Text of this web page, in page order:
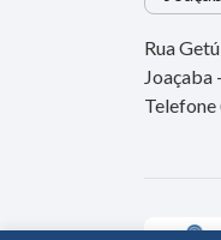
Rua
Joaçaba